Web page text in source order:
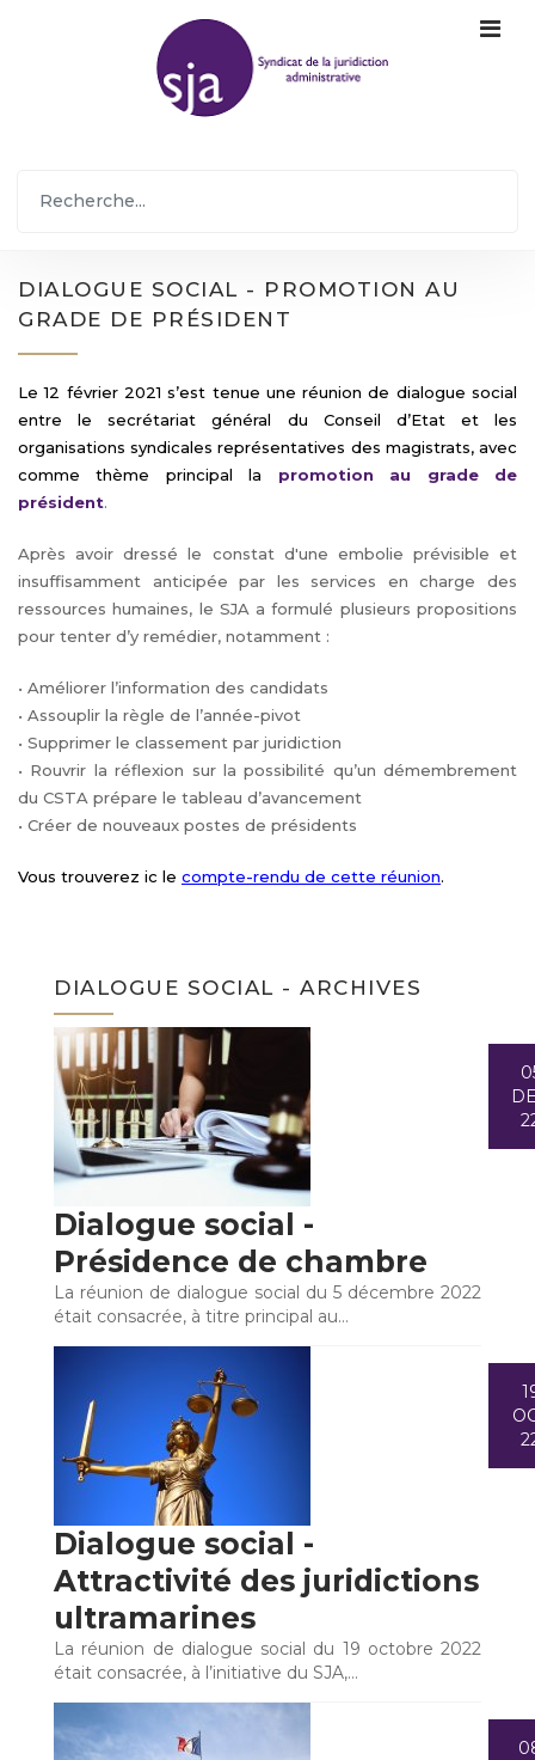
DIALOGUE SOCIAL - PROMOTION AU
GRADE DE PRÉSIDENT
Le 12 février 2021 s’est tenue une réunion de dialogue social
entre le secrétariat général du Conseil d’Etat et les
organisations syndicales représentatives des magistrats, avec
comme thème principal la promotion au grade de
président.
Après avoir dressé le constat d'une embolie prévisible et
insuffisamment anticipée par les services en charge des
ressources humaines, le SJA a formulé plusieurs propositions
pour tenter d’y remédier, notamment :
• Améliorer l’information des candidats
• Assouplir la règle de l’année-pivot
• Supprimer le classement par juridiction
• Rouvrir la réflexion sur la possibilité qu’un démembrement
du CSTA prépare le tableau d’avancement
• Créer de nouveaux postes de présidents
Vous trouverez ic le compte-rendu de cette réunion.
DIALOGUE SOCIAL - ARCHIVES
Dialogue social -
Présidence de chambre
La réunion de dialogue social du 5 décembre 2022
était consacrée, à titre principal au…
Dialogue social -
Attractivité des juridictions
ultramarines
La réunion de dialogue social du 19 octobre 2022
était consacrée, à l’initiative du SJA,…